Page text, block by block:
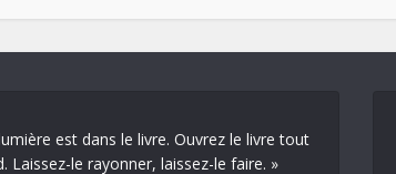
est dans le livre. Ouvrez le livre tout
Laissez-le rayonner, laissez-le faire. »